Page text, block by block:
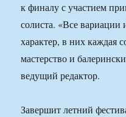
к финалу с участием
солиста. «Все
характер, в них каждая
мастерство и
ведущий редактор.
Завершит летний